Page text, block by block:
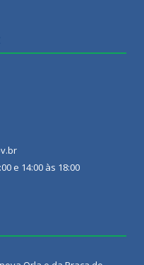
e 14:00 às 18:00